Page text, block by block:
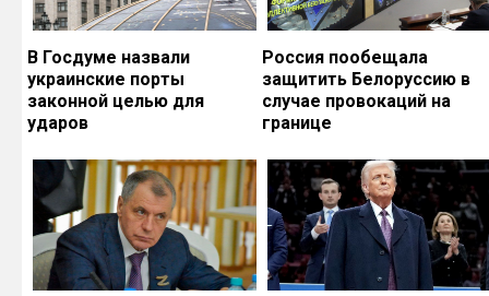
В Госдуме назвали
украинские порты
законной целью для
ударов
Россия пообещала
защитить Белоруссию в
случае провокаций на
границе